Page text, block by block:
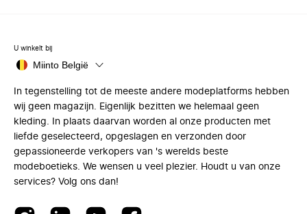
U winkelt bij
Miinto België
In tegenstelling tot de meeste andere modeplatforms hebben
wij geen magazijn. Eigenlijk bezitten we helemaal geen
kleding. In plaats daarvan worden al onze producten met
liefde geselecteerd, opgeslagen en verzonden door
gepassioneerde verkopers van 's werelds beste
modeboetieks. We wensen u veel plezier. Houdt u van onze
services? Volg ons dan!